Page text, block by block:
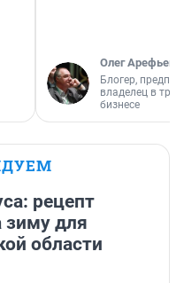
Олег Арефьев
Блогер,
владелец в
бизнесе
рецепт
зиму для
области